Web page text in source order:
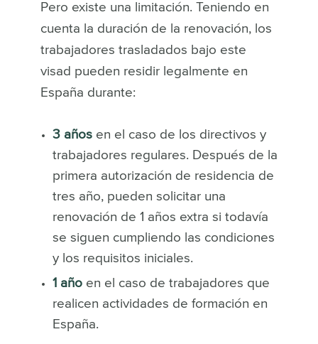
Pero existe una limitación. Teniendo en
cuenta la duración de la renovación, los
trabajadores trasladados bajo este
visad pueden residir legalmente en
España durante:
3 añosen el caso de los directivos y
trabajadores regulares. Después de la
primera autorización de residencia de
tres año, pueden solicitar una
renovación de 1 años extra si todavía
se siguen cumpliendo las condiciones
y los requisitos iniciales.
1 añoen el caso de trabajadores que
realicen actividades de formación en
España.